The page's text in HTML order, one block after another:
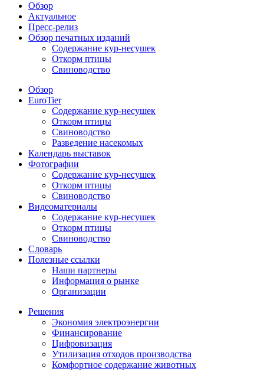
Обзор
Актуальное
Пресс-релиз
Обзор печатных изданий
Содержание кур-несушек
Откорм птицы
Свиноводство
Обзор
EuroTier
Содержание кур-несушек
Откорм птицы
Свиноводство
Разведение насекомых
Календарь выставок
Фотографии
Содержание кур-несушек
Откорм птицы
Свиноводство
Видеоматериалы
Содержание кур-несушек
Откорм птицы
Свиноводство
Словарь
Полезные ссылки
Наши партнеры
Информация о рынке
Организации
Решения
Экономия электроэнергии
Финансирование
Цифровизация
Утилизация отходов производства
Комфортное содержание животных